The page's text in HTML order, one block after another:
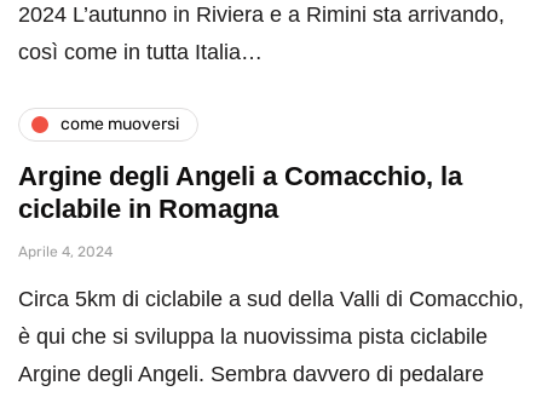
2024 L’autunno in Riviera e a Rimini sta arrivando,
così come in tutta Italia…
come muoversi
Argine degli Angeli a Comacchio, la
ciclabile in Romagna
Aprile 4, 2024
Circa 5km di ciclabile a sud della Valli di Comacchio,
è qui che si sviluppa la nuovissima pista ciclabile
Argine degli Angeli. Sembra davvero di pedalare